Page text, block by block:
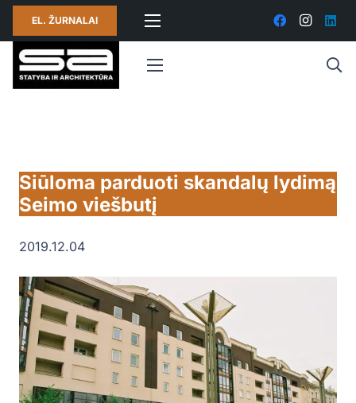
EL. ŽURNALAI
Siūloma parduoti skandalų lydimą
Seimo viešbutį
2019.12.04